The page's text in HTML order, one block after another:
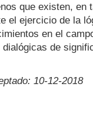
que existen, en
el ejercicio de la
en el
de
10-12-2018